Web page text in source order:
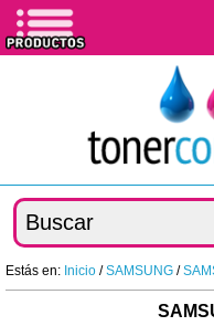
Estás en: Inicio /SAMSUNG /